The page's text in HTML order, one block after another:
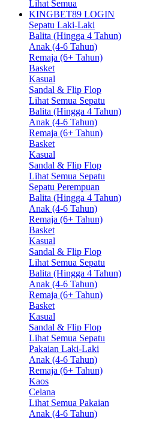
Lihat Semua
KINGBET89 LOGIN
Sepatu Laki-Laki
Balita (Hingga 4 Tahun)
Anak (4-6 Tahun)
Remaja (6+ Tahun)
Basket
Kasual
Sandal & Flip Flop
Lihat Semua Sepatu
Balita (Hingga 4 Tahun)
Anak (4-6 Tahun)
Remaja (6+ Tahun)
Basket
Kasual
Sandal & Flip Flop
Lihat Semua Sepatu
Sepatu Perempuan
Balita (Hingga 4 Tahun)
Anak (4-6 Tahun)
Remaja (6+ Tahun)
Basket
Kasual
Sandal & Flip Flop
Lihat Semua Sepatu
Balita (Hingga 4 Tahun)
Anak (4-6 Tahun)
Remaja (6+ Tahun)
Basket
Kasual
Sandal & Flip Flop
Lihat Semua Sepatu
Pakaian Laki-Laki
Anak (4-6 Tahun)
Remaja (6+ Tahun)
Kaos
Celana
Lihat Semua Pakaian
Anak (4-6 Tahun)